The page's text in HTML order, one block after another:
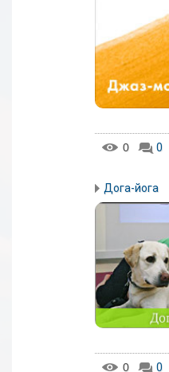
0 0
Дога-йога
0 0